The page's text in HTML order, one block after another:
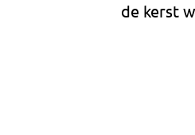
de kerst